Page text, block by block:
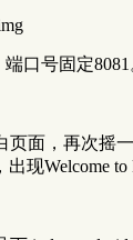
口号固定8081
页面，再次摇
现Welcome to